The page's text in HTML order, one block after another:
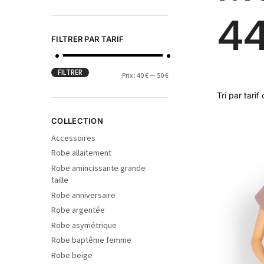
FILTRER PAR TARIF
FILTRER Prix : 40 €— 50 €
COLLECTION
Accessoires
Robe allaitement
Robe amincissante grande
taille
Robe anniversaire
Robe argentée
Robe asymétrique
Robe baptême femme
Robe beige